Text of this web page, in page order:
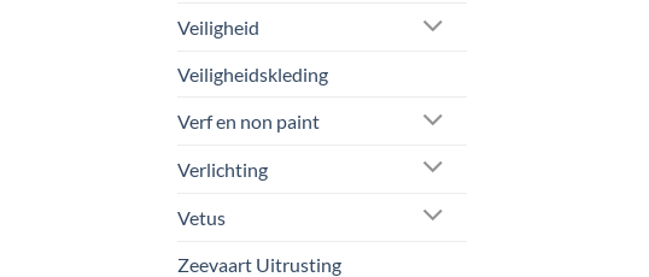
Veiligheid
Veiligheidskleding
Verf en non paint
Verlichting
Vetus
Zeevaart Uitrusting